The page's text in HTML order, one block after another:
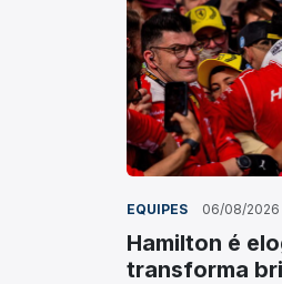
EQUIPES 06/08/2026
Hamilton é
transforma